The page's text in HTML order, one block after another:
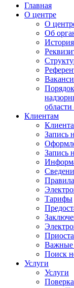
Главная
О центре
О
Об
История
Клиентам
Запись
Запись
Тарифы
Важные
Поиск
Услуги
Услуги